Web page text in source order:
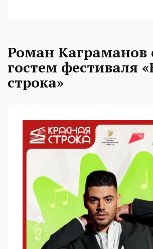
Роман Каграманов
гостем фестиваля
строка»